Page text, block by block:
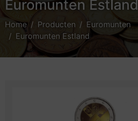
Euromunten Estland
Home Producten
Euromunten
Euromunten Estland